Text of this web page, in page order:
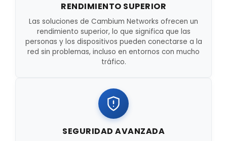
RENDIMIENTO SUPERIOR
Las soluciones de Cambium Networks ofrecen un
rendimiento superior, lo que significa que las
personas y los dispositivos pueden conectarse a la
red sin problemas, incluso en entornos con mucho
tráfico.
SEGURIDAD AVANZADA